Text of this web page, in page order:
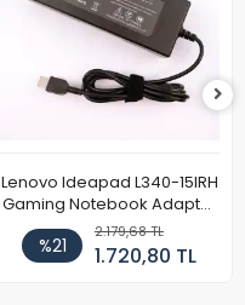
Lenovo Ideapad L340-15IRH
Gaming Notebook Adaptör
Cihazı Şarj Aleti (150W)
%21
2.179,68 TL
1.720,80 TL